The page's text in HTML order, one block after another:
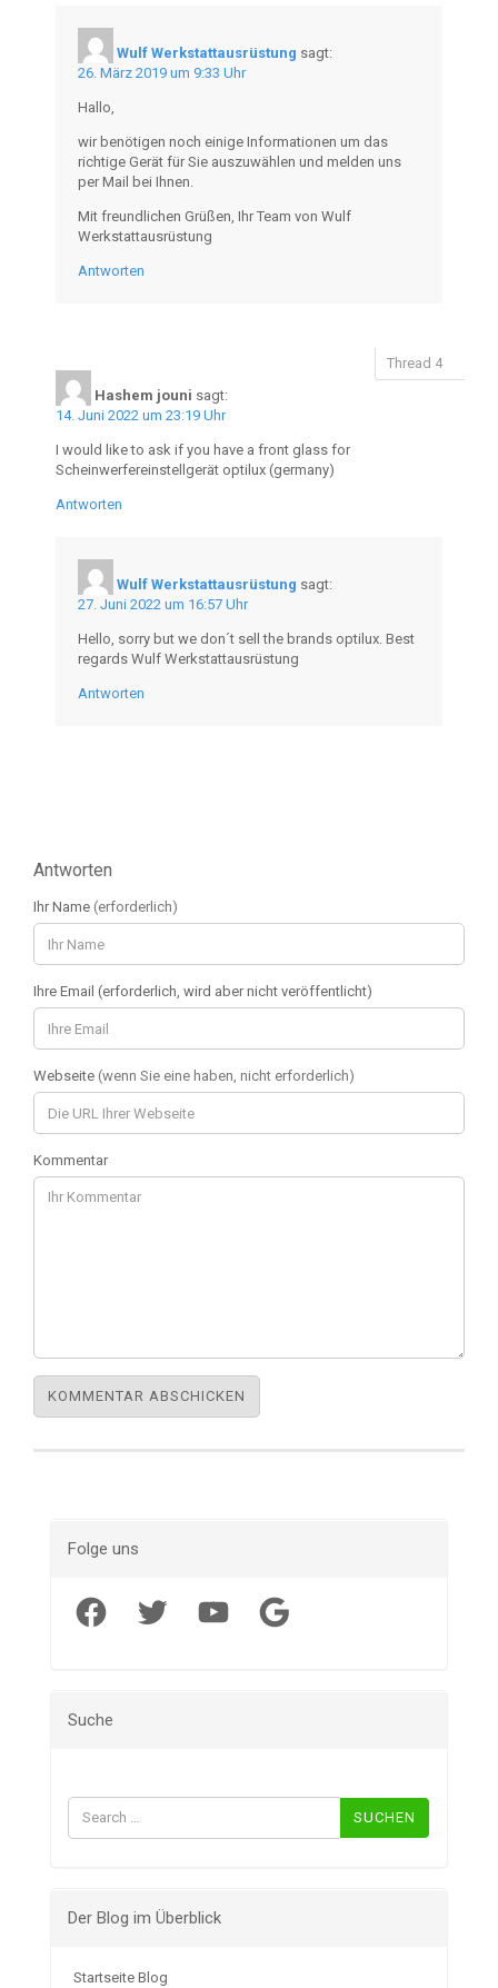
Wulf Werkstattausrüstung sagt:
26. März 2019 um 9:33 Uhr
Hallo,
wir benötigen noch einige Informationen um das
richtige Gerät für Sie auszuwählen und melden uns
per Mail bei Ihnen.
Mit freundlichen Grüßen, Ihr Team von Wulf
Werkstattausrüstung
Antworten
Hashem jouni sagt:
14. Juni 2022 um 23:19 Uhr
I would like to ask if you have a front glass for
Scheinwerfereinstellgerät optilux (germany)
Antworten
Wulf Werkstattausrüstung sagt:
27. Juni 2022 um 16:57 Uhr
Hello, sorry but we don´t sell the brands optilux. Best
regards Wulf Werkstattausrüstung
Antworten
Antworten
Ihr Name (erforderlich)
Ihre Email (erforderlich, wird aber nicht veröffentlicht)
Webseite (wenn Sie eine haben, nicht erforderlich)
Kommentar
Folge uns
Facebook Twitter YouTube Google
Suche
Suchen
nach:
Der Blog im Überblick
Startseite Blog